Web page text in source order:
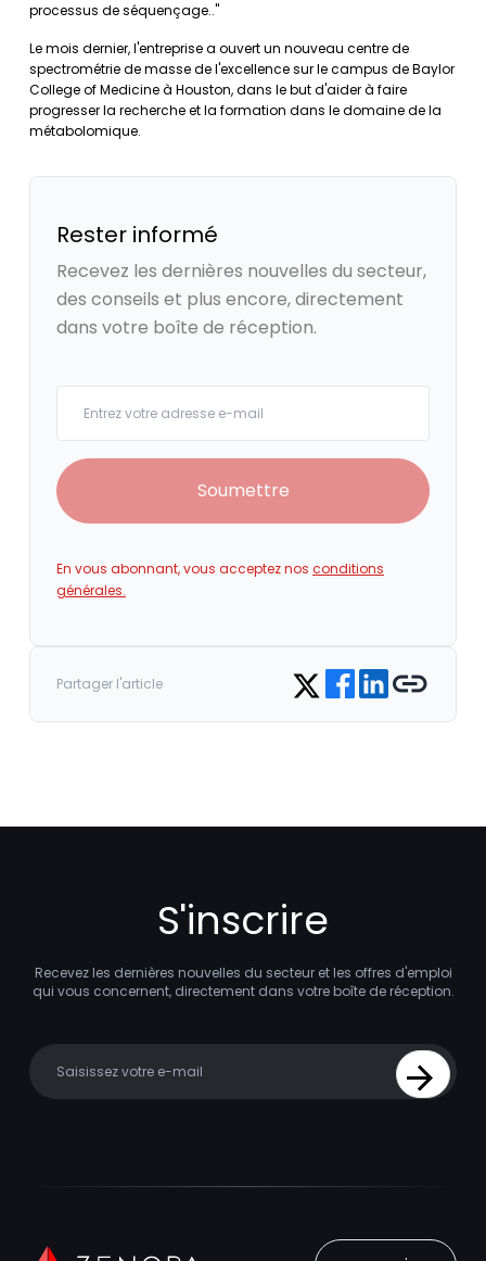
processus de séquençage.."
Le mois dernier, l'entreprise a ouvert un nouveau centre de
spectrométrie de masse de l'excellence sur le campus de Baylor
College of Medicine à Houston, dans le but d'aider à faire
progresser la recherche et la formation dans le domaine de la
métabolomique.
Rester informé
Recevez les dernières nouvelles du secteur,
des conseils et plus encore, directement
dans votre boîte de réception.
Soumettre
En vous abonnant, vous acceptez nos conditions
générales.
Partager l'article Share on Twitter
Share on Facebook
Share on LinkedIn
Copy link
S'inscrire
Recevez les dernières nouvelles du secteur et les offres d'emploi
qui vous concernent, directement dans votre boîte de réception.
Sign Up